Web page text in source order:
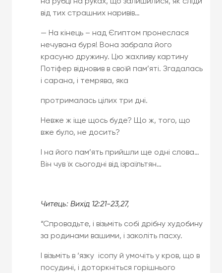
на рубці на руках, що залишилися, як сліди
від тих страшних наривів…
— На кінець – над Єгиптом пронеслася
нечувана буря! Вона забрала його
красуню дружину. Цю жахливу картину
Потіфер відновив в своїй пам’яті. Згадалась
і сарана, і темрява, яка
протрималась цілих три дні.
Невже ж іще щось буде? Що ж, того, що
вже було, не досить?
І на його пам’ять прийшли ще одні слова…
Він чув їх сьогодні від ізраїльтян…
Читець: Вихід 12:21-23,27,
“Спровадьте, і візьміть собі дрібну худобину
за родинами вашими, і заколіть пасху.
І візьміть в ‘язку ісопу й умочіть у кров, що в
посудині, і доторкніться горішнього